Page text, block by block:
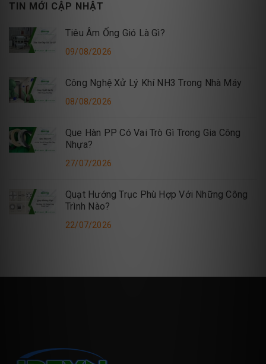
TIN MỚI CẬP NHẬT
Tiêu Âm Ống Gió Là Gì?
09/08/2026
Công Nghệ Xử Lý Khí NH3 Trong Nhà Máy
08/08/2026
Que Hàn PP Có Vai Trò Gì Trong Gia Công
Nhựa?
27/07/2026
Quạt Hướng Trục Phù Hợp Với Những Công
Trình Nào?
22/07/2026